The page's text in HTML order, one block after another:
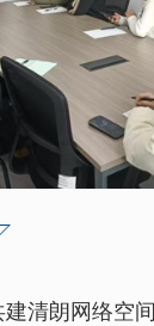
清朗网络空间